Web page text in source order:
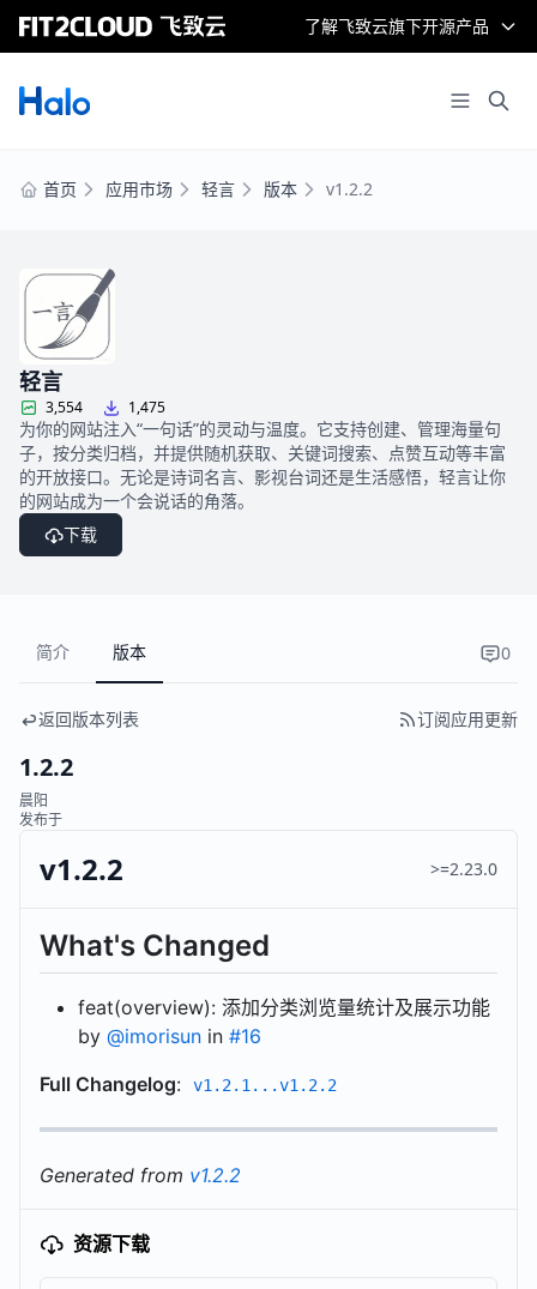
了解飞致云旗下开源产品
首页 应用市场 轻言 版本 v1.2.2
轻言
3,554 1,475
为你的网站注入“一句话”的灵动与温度。它支持创建、管理海量句
子，按分类归档，并提供随机获取、关键词搜索、点赞互动等丰富
的开放接口。无论是诗词名言、影视台词还是生活感悟，轻言让你
的网站成为一个会说话的角落。
下载
简介 版本 0
返回版本列表 订阅应用更新
1.2.2
晨阳
发布于
v1.2.2 >=2.23.0
What's Changed
feat(overview): 添加分类浏览量统计及展示功能
by @imorisun in #16
Full Changelog: v1.2.1...v1.2.2
Generated from v1.2.2
资源下载